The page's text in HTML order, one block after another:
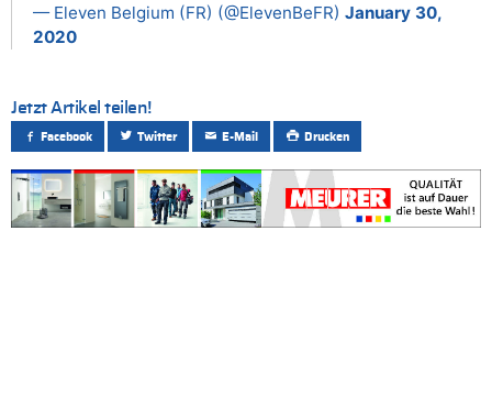
— Eleven Belgium (FR) (@ElevenBeFR) January 30,
2020
Jetzt Artikel teilen!
Facebook Twitter E-Mail Drucken